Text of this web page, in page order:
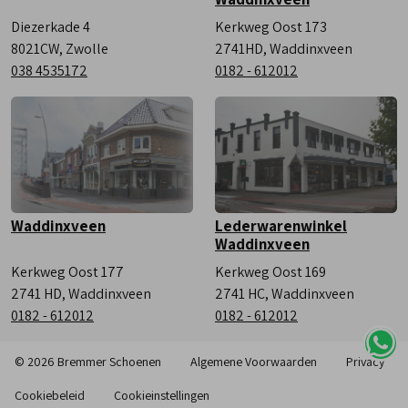
Diezerkade 4
8021CW, Zwolle
038 4535172
Kerkweg Oost 173
2741HD, Waddinxveen
0182 - 612012
Waddinxveen
Kerkweg Oost 177
2741 HD, Waddinxveen
0182 - 612012
Lederwarenwinkel
Waddinxveen
Kerkweg Oost 169
2741 HC, Waddinxveen
0182 - 612012
© 2026 Bremmer Schoenen Algemene Voorwaarden Privacy
Cookiebeleid Cookieinstellingen